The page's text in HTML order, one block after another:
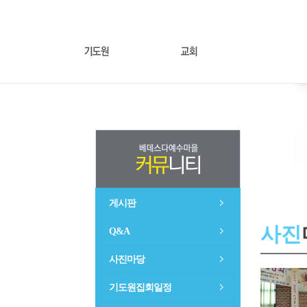
게시판
Q&A
사진마당
기도원집회일정
사진